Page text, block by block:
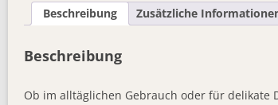
Beschreibung Zusätzliche
Beschreibung
Ob im alltäglichen Gebrauch oder für delikate